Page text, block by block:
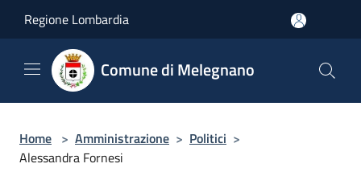
Regione Lombardia
Comune di Melegnano
Home > Amministrazione > Politici >
Alessandra Fornesi